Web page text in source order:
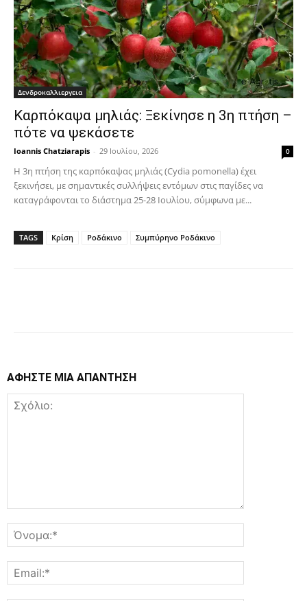
Δενδροκαλλιεργεια
Καρπόκαψα μηλιάς: Ξεκίνησε η 3η πτήση –
πότε να ψεκάσετε
Ioannis Chatziarapis - 29 Ιουλίου, 2026 0
Η 3η πτήση της καρπόκαψας μηλιάς (Cydia pomonella) έχει
ξεκινήσει, με σημαντικές συλλήψεις εντόμων στις παγίδες να
καταγράφονται το διάστημα 25-28 Ιουλίου, σύμφωνα με...
TAGS Κρίση Ροδάκινο Συμπύρηνο Ροδάκινο
ΑΦΗΣΤΕ ΜΙΑ ΑΠΑΝΤΗΣΗ